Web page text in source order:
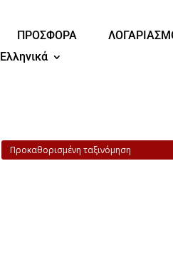
ΠΡΟΣΦΟΡΑ
Ελληνικά